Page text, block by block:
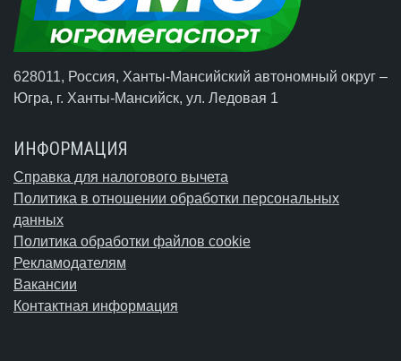
628011, Россия, Ханты-Мансийский автономный округ –
Югра, г. Ханты-Мансийск, ул. Ледовая 1
ИНФОРМАЦИЯ
Справка для налогового вычета
Политика в отношении обработки персональных
данных
Политика обработки файлов cookie
Рекламодателям
Вакансии
Контактная информация